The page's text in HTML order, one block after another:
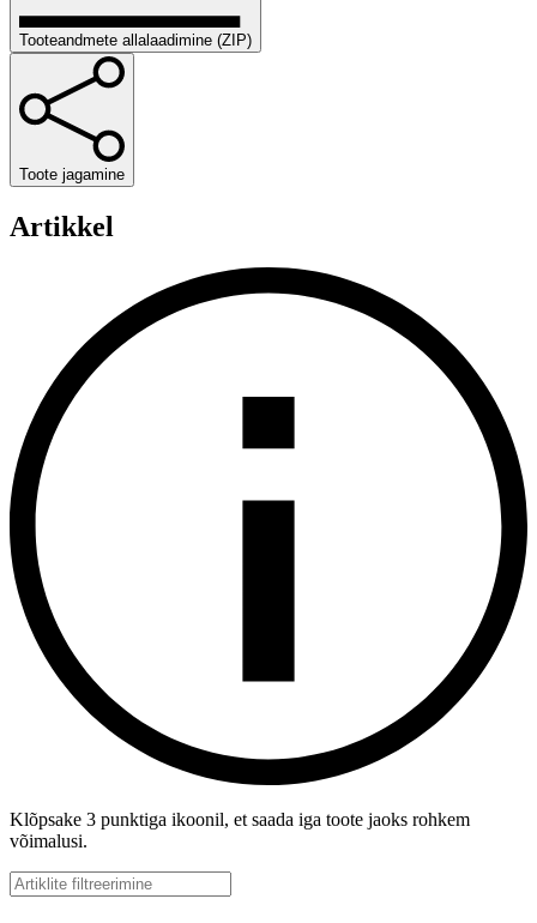
Tooteandmete allalaadimine (ZIP)
Toote jagamine
Artikkel
Klõpsake 3 punktiga ikoonil, et saada iga toote jaoks rohkem
võimalusi.